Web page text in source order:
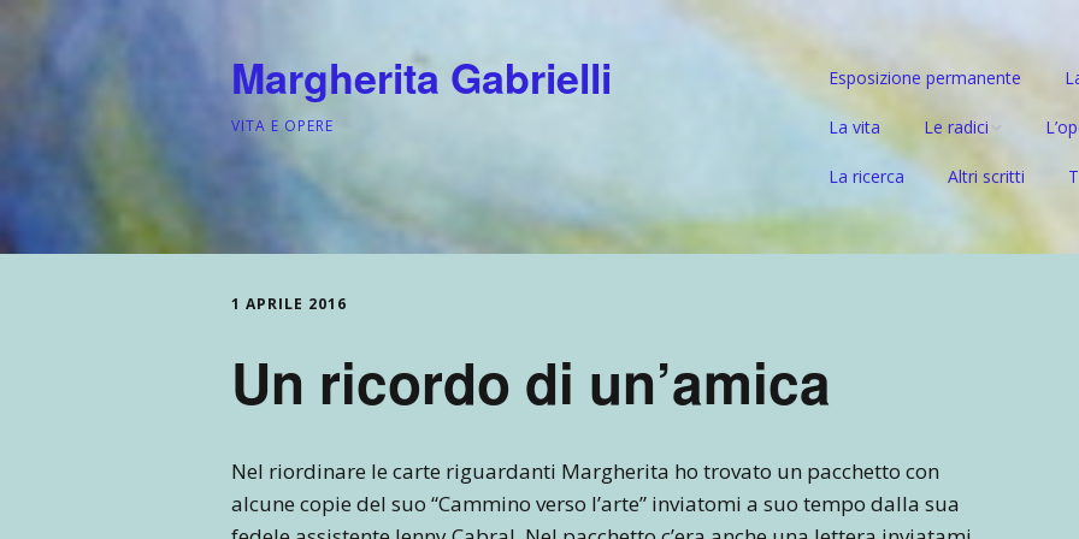
Margherita Gabrielli
VITA E OPERE
Esposizione permanente
La vita Le radici
Il ramo paterno –
Il ramo materno –
La ricerca Altri scritti
1 APRILE 2016
Un ricordo di un’amica
Nel riordinare le carte riguardanti Margherita ho trovato un pacchetto con
alcune copie del suo “Cammino verso l’arte” inviatomi a suo tempo dalla sua